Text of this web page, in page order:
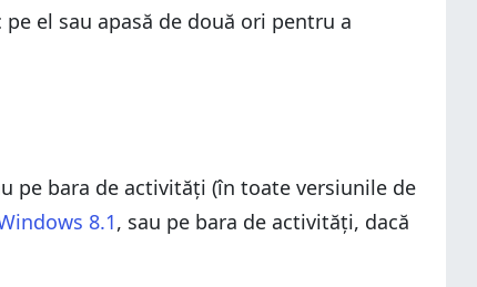
pe el sau apasă de două ori pentru a
pe bara de activități (în toate versiunile de
8.1, sau pe bara de activități, dacă